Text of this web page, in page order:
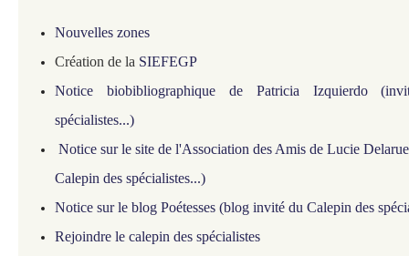
Nouvelles zones
Création de la SIEFEGP
Notice biobibliographique de Patricia Izquierdo
spécialistes...)
Notice sur le site de l'Association des Amis de Lucie
Calepin des spécialistes...)
Notice sur le blog Poétesses (blog invité du Calepin des
Rejoindre le calepin des spécialistes